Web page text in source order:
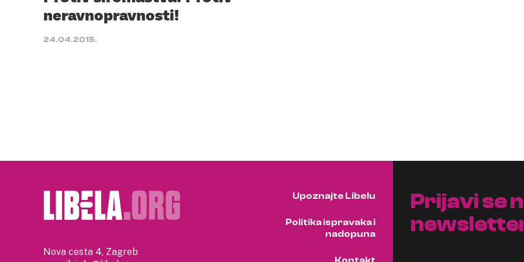
neravnopravnosti!
24.04.2015.
Nova cesta 4, Zagreb
Upoznajte Libelu
Politika ispravaka i
nadopuna
Prijavi se